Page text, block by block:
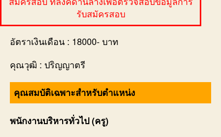
รับสมัครสอบ
อัตราเงินเดือน : 18000- บาท
คุณวุฒิ : ปริญญาตรี
คุณสมบัติเฉพาะสำหรับตำแหน่ง
พนักงานบริหารทั่วไป (ครู)